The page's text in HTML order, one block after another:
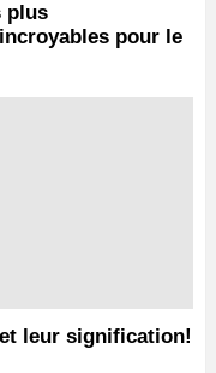
plus
pour le
leur signification!